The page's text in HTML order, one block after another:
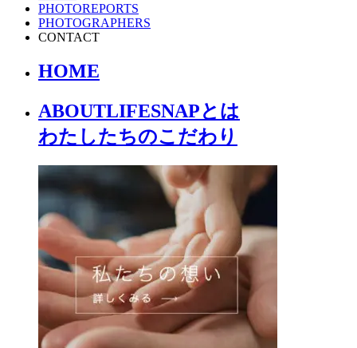
PHOTOREPORTS
PHOTOGRAPHERS
CONTACT
HOME
ABOUTLIFESNAPとは
わたしたちのこだわり